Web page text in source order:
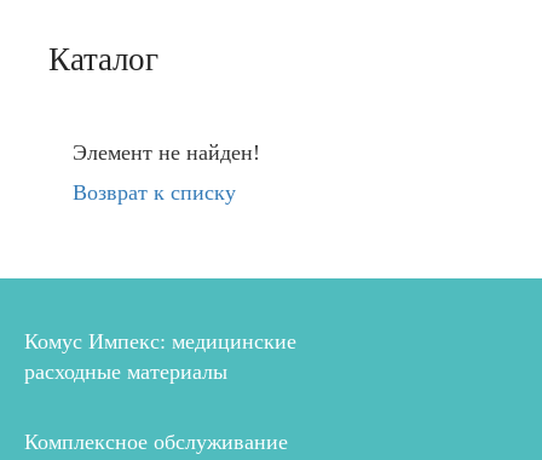
Каталог
Элемент не найден!
Возврат к списку
Комус Импекс: медицинские
расходные материалы
Комплексное обслуживание